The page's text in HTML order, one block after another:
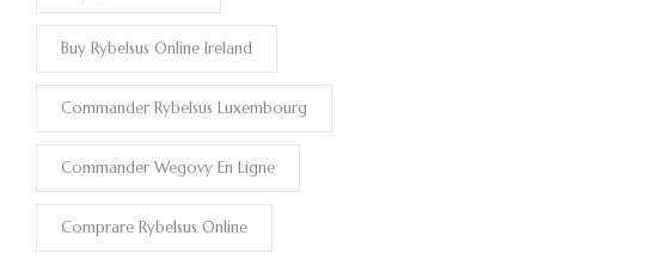
Buy Rybelsus Online Ireland
Commander Rybelsus Luxembourg
Commander Wegovy En Ligne
Comprare Rybelsus Online